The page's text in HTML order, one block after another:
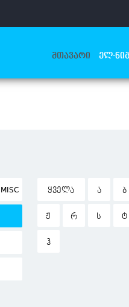
ᲛᲗᲐᲕᲐᲠᲘ ᲔᲚ-
MISC ᲧᲕᲔᲚᲐ Ა Ბ
Ჟ Რ Ს Ტ
Ჰ